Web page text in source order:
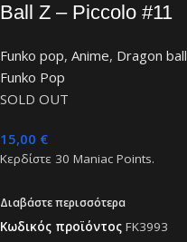
Ball Z – Piccolo #11
Funko pop, Anime, Dragon ball
Funko Pop
SOLD OUT
15,00 €
Κερδίστε 30 Maniac Points.
Διαβάστε περισσότερα
Κωδικός προϊόντος FK3993